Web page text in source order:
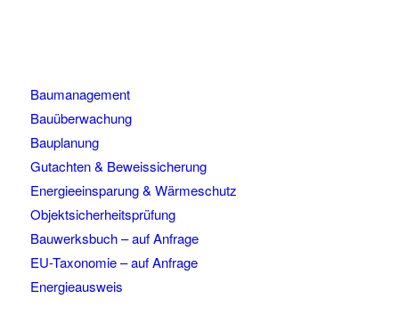
Baumanagement
Bauüberwachung
Bauplanung
Gutachten & Beweissicherung
Energieeinsparung & Wärmeschutz
Objektsicherheitsprüfung
Bauwerksbuch – auf Anfrage
EU-Taxonomie – auf Anfrage
Energieausweis